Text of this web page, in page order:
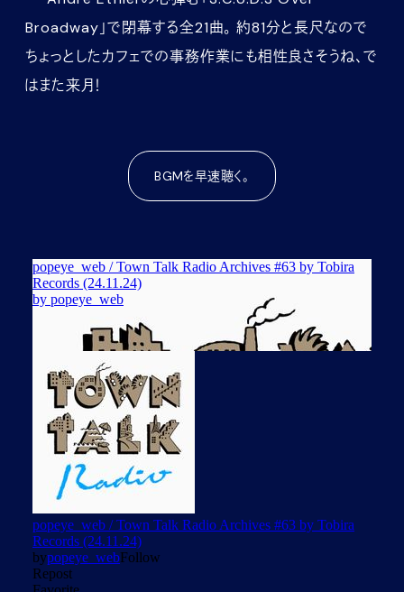
Broadway」で閉幕する全21曲。 約81分と長尺なので
ちょっとしたカフェでの事務作業にも相性良さそうね、で
はまた来月！
BGMを早速聴く。